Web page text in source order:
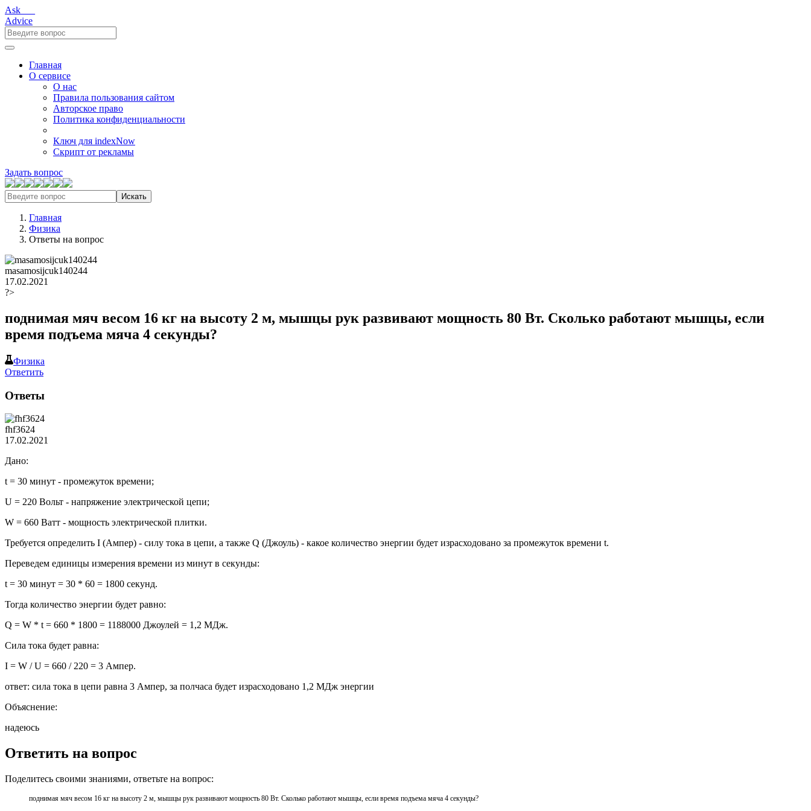
Ask___
Advice
Главная
О сервисе
О нас
Правила пользования сайтом
Авторское право
Политика конфиденциальности
Ключ для indexNow
Скрипт от рекламы
Задать вопрос
Искать
Главная
Физика
Ответы на вопрос
masamosijcuk140244
17.02.2021
?>
поднимая мяч весом 16 кг на высоту 2 м, мышцы рук развивают мощность 80 Вт. Сколько работают мышцы, если
время подъема мяча 4 секунды?​
Физика
Ответить
Ответы
fhf3624
17.02.2021
Дано:
t = 30 минут - промежуток времени;
U = 220 Вольт - напряжение электрической цепи;
W = 660 Ватт - мощность электрической плитки.
Требуется определить I (Ампер) - силу тока в цепи, а также Q (Джоуль) - какое количество энергии будет израсходовано за промежуток времени t.
Переведем единицы измерения времени из минут в секунды:
t = 30 минут = 30 * 60 = 1800 секунд.
Тогда количество энергии будет равно:
Q = W * t = 660 * 1800 = 1188000 Джоулей = 1,2 МДж.
Сила тока будет равна:
I = W / U = 660 / 220 = 3 Ампер.
ответ: сила тока в цепи равна 3 Ампер, за полчаса будет израсходовано 1,2 МДж энергии
Объяснение:
надеюсь
Ответить на вопрос
Поделитесь своими знаниями, ответьте на вопрос:
поднимая мяч весом 16 кг на высоту 2 м, мышцы рук развивают мощность 80 Вт. Сколько работают мышцы, если время подъема мяча 4 секунды?​